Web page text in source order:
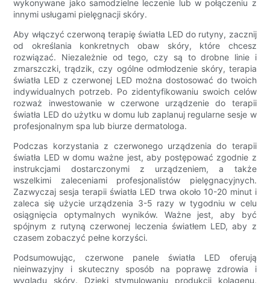
wykonywane jako samodzielne leczenie lub w połączeniu z
innymi usługami pielęgnacji skóry.
Aby włączyć czerwoną terapię światła LED do rutyny, zacznij
od określania konkretnych obaw skóry, które chcesz
rozwiązać. Niezależnie od tego, czy są to drobne linie i
zmarszczki, trądzik, czy ogólne odmłodzenie skóry, terapia
światła LED z czerwonej LED można dostosować do twoich
indywidualnych potrzeb. Po zidentyfikowaniu swoich celów
rozważ inwestowanie w czerwone urządzenie do terapii
światła LED do użytku w domu lub zaplanuj regularne sesje w
profesjonalnym spa lub biurze dermatologa.
Podczas korzystania z czerwonego urządzenia do terapii
światła LED w domu ważne jest, aby postępować zgodnie z
instrukcjami dostarczonymi z urządzeniem, a także
wszelkimi zaleceniami profesjonalistów pielęgnacyjnych.
Zazwyczaj sesja terapii światła LED trwa około 10-20 minut i
zaleca się użycie urządzenia 3-5 razy w tygodniu w celu
osiągnięcia optymalnych wyników. Ważne jest, aby być
spójnym z rutyną czerwonej leczenia światłem LED, aby z
czasem zobaczyć pełne korzyści.
Podsumowując, czerwone panele światła LED oferują
nieinwazyjny i skuteczny sposób na poprawę zdrowia i
wyglądu skóry. Dzięki stymulowaniu produkcji kolagenu,